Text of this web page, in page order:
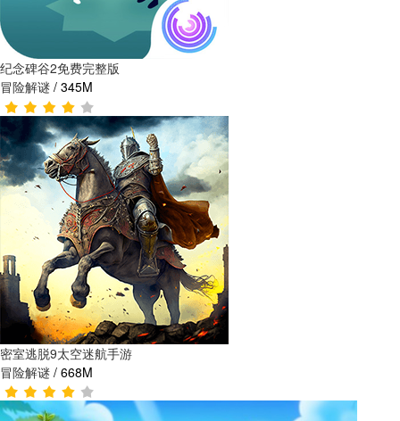
纪念碑谷2免费完整版
冒险解谜 / 345M
密室逃脱9太空迷航手游
冒险解谜 / 668M